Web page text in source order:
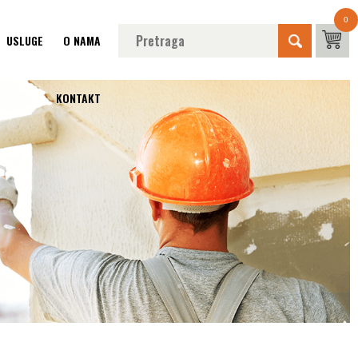
USLUGE O NAMA
KONTAKT
0